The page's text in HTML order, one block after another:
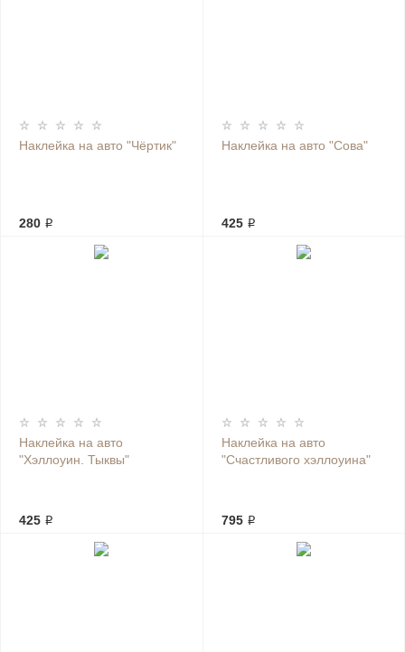
Наклейка на авто "Чёртик"
280 ₽
Наклейка на авто "Сова"
425 ₽
Наклейка на авто
"Хэллоуин. Тыквы"
425 ₽
Наклейка на авто
"Счастливого хэллоуина"
795 ₽